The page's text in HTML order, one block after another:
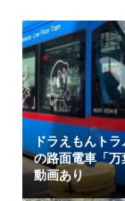
ドラえもんト
の路面電車「
動画あり